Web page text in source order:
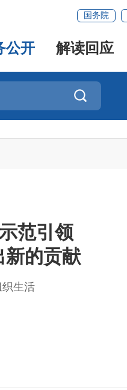
国务院
公开 解读回应

范引领
新的贡献
织生活